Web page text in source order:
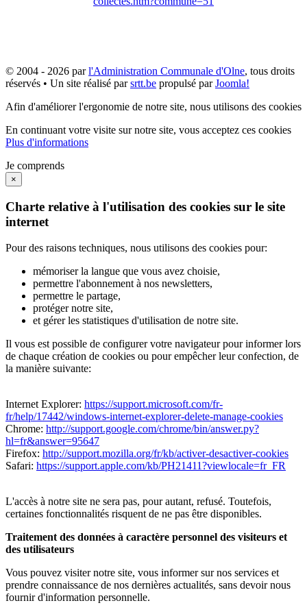
© 2004 - 2026 parl'Administration Communale d'Olne, tous droits
réservés • Un site réalisé parsrtt.be propulsé parJoomla!
Afin d'améliorer l'ergonomie de notre site, nous utilisons des cookies
En continuant votre visite sur notre site, vous acceptez ces cookies
Plus d'informations
Je comprends
×
Charte relative à l'utilisation des cookies sur le site
internet
Pour des raisons techniques, nous utilisons des cookies pour:
mémoriser la langue que vous avez choisie,
permettre l'abonnement à nos newsletters,
permettre le partage,
protéger notre site,
et gérer les statistiques d'utilisation de notre site.
Il vous est possible de configurer votre navigateur pour informer lors
de chaque création de cookies ou pour empêcher leur confection, de
la manière suivante:
Internet Explorer: https://support.microsoft.com/fr-
fr/help/17442/windows-internet-explorer-delete-manage-cookies
Chrome: http://support.google.com/chrome/bin/answer.py?
hl=fr&answer=95647
Firefox: http://support.mozilla.org/fr/kb/activer-desactiver-cookies
Safari: https://support.apple.com/kb/PH21411?viewlocale=fr_FR
L'accès à notre site ne sera pas, pour autant, refusé. Toutefois,
certaines fonctionnalités risquent de ne pas être disponibles.
Traitement des données à caractère personnel des visiteurs et
des utilisateurs
Vous pouvez visiter notre site, vous informer sur nos services et
prendre connaissance de nos dernières actualités, sans devoir nous
fournir d'information personnelle.